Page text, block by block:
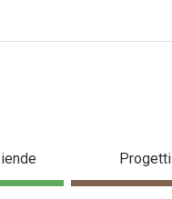
Progetti